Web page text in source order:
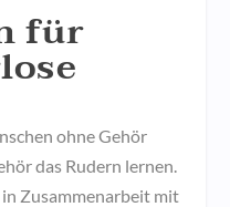
für
ohne Gehör
das Rudern lernen.
Zusammenarbeit mit